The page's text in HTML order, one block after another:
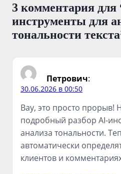
3 комментария для
инструменты для
тональности текста
Петрович:
30.06.2026 в 00:50
Вау, это просто прорыв!
подробный разбор AI-
анализа тональности.
автоматически
клиентов и